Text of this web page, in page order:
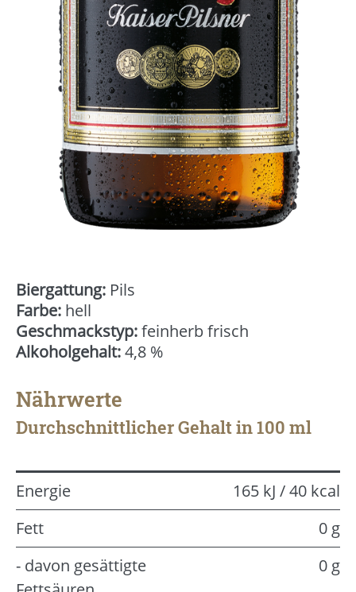
Biergattung: Pils
Farbe: hell
Geschmackstyp:feinherb frisch
Alkoholgehalt:4,8 %
Nährwerte
Durchschnittlicher Gehalt in 100 ml
Energie
165 kJ / 40 kcal
Fett
0 g
- davon gesättigte
0 g